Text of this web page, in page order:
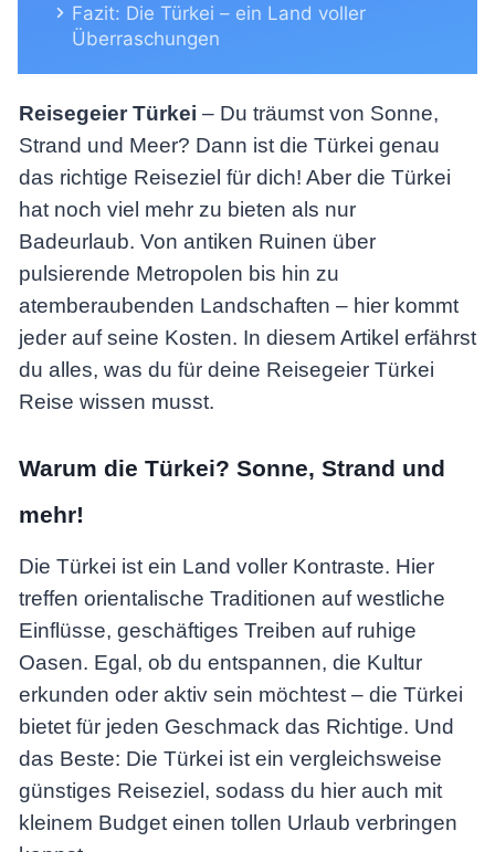
Fazit: Die Türkei – ein Land voller
Überraschungen
Reisegeier Türkei – Du träumst von Sonne,
Strand und Meer? Dann ist die Türkei genau
das richtige Reiseziel für dich! Aber die Türkei
hat noch viel mehr zu bieten als nur
Badeurlaub. Von antiken Ruinen über
pulsierende Metropolen bis hin zu
atemberaubenden Landschaften – hier kommt
jeder auf seine Kosten. In diesem Artikel erfährst
du alles, was du für deine Reisegeier Türkei
Reise wissen musst.
Warum die Türkei? Sonne, Strand und
mehr!
Die Türkei ist ein Land voller Kontraste. Hier
treffen orientalische Traditionen auf westliche
Einflüsse, geschäftiges Treiben auf ruhige
Oasen. Egal, ob du entspannen, die Kultur
erkunden oder aktiv sein möchtest – die Türkei
bietet für jeden Geschmack das Richtige. Und
das Beste: Die Türkei ist ein vergleichsweise
günstiges Reiseziel, sodass du hier auch mit
kleinem Budget einen tollen Urlaub verbringen